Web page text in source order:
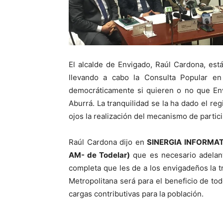
El alcalde de Envigado, Raúl Cardona,
llevando a cabo la Consulta Popular
democráticamente si quieren o no que
Aburrá. La tranquilidad se la ha dado el
ojos la realización del mecanismo de
Raúl Cardona dijo enSINERGIA
AM- de Todelar) que es necesario
completa que les de a los envigadeños la
Metropolitana será para el beneficio de
cargas contributivas para la población.